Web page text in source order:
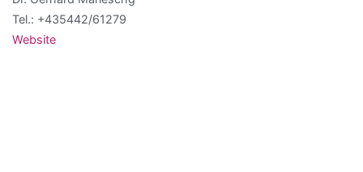
Tel.: +435442/61279
Website